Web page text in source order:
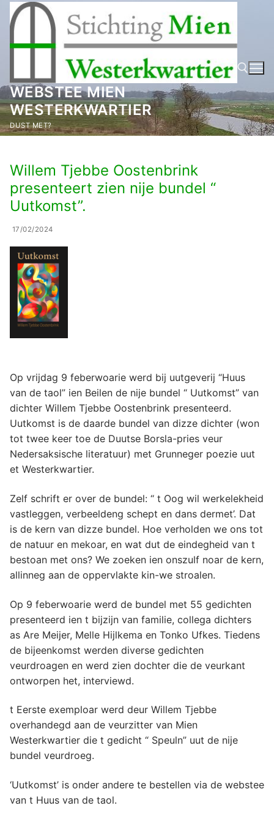
naar
inhoud
WEBSTEE MIEN
WESTERKWARTIER
DUST MET? Zoeken naar:
Willem Tjebbe Oostenbrink
presenteert zien nije bundel “
Uutkomst”.
17/02/2024
Op vrijdag 9 feberwoarie werd bij uutgeverij “Huus
van de taol” ien Beilen de nije bundel “ Uutkomst” van
dichter Willem Tjebbe Oostenbrink presenteerd.
Uutkomst is de daarde bundel van dizze dichter (won
tot twee keer toe de Duutse Borsla-pries veur
Nedersaksische literatuur) met Grunneger poezie uut
et Westerkwartier.
Zelf schrift er over de bundel: “ t Oog wil werkelekheid
vastleggen, verbeeldeng schept en dans dermet’. Dat
is de kern van dizze bundel. Hoe verholden we ons tot
de natuur en mekoar, en wat dut de eindegheid van t
bestoan met ons? We zoeken ien onszulf noar de kern,
allinneg aan de oppervlakte kin-we stroalen.
Op 9 feberwoarie werd de bundel met 55 gedichten
presenteerd ien t bijzijn van familie, collega dichters
as Are Meijer, Melle Hijlkema en Tonko Ufkes. Tiedens
de bijeenkomst werden diverse gedichten
veurdroagen en werd zien dochter die de veurkant
ontworpen het, interviewd.
t Eerste exemploar werd deur Willem Tjebbe
overhandegd aan de veurzitter van Mien
Westerkwartier die t gedicht “ Speuln” uut de nije
bundel veurdroeg.
‘Uutkomst’ is onder andere te bestellen via de webstee
van t Huus van de taol.